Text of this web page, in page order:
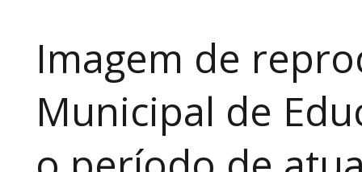
Imagem de
Municipal de